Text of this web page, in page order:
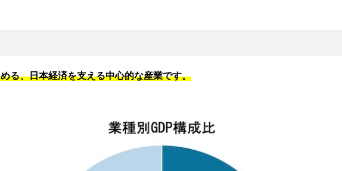
る、日本経済を支える中心的な産業です。